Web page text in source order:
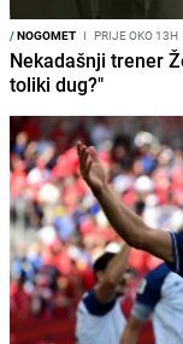
/NOGOMET I PRIJE OKO 13H
Nekadašnji trener
toliki dug?"